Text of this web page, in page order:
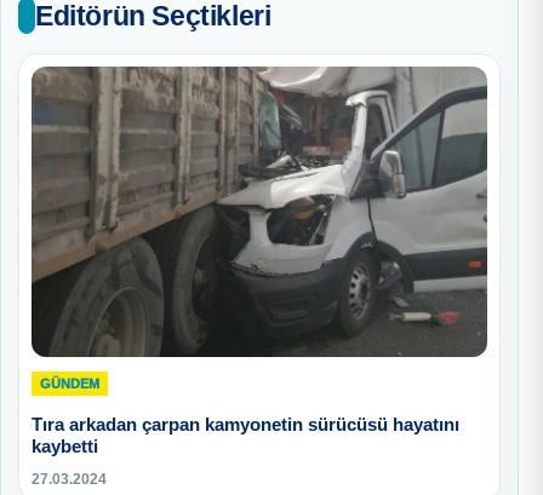
Editörün Seçtikleri
GÜNDEM
Tıra arkadan çarpan kamyonetin sürücüsü hayatını
kaybetti
27.03.2024